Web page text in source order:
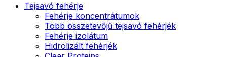
Tejsavó fehérje
Fehérje koncentrátumok
Több összetevőjű tejsavó fehérjék
Fehérje izolátum
Hidrolizált fehérjék